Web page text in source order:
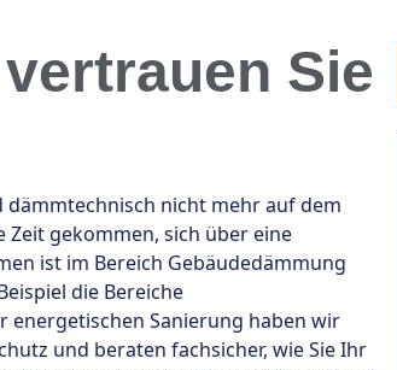
Sie
dämmtechnisch nicht mehr auf dem
gekommen, sich über eine
ist im Bereich Gebäudedämmung
die Bereiche
energetischen Sanierung haben wir
und beraten fachsicher, wie Sie Ihr